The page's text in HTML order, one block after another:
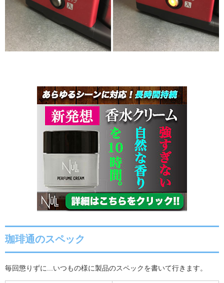
珈琲通のスペック
毎回懲りずに...いつもの様に製品のスペックを書いて行きます。